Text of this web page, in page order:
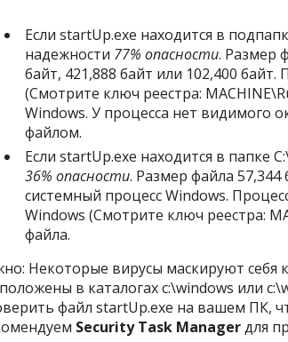
Если startUp.exe находится в
надежности 77% опасности. Размер
байт, 421,888 байт или 102,400
(Смотрите ключ реестра:
Windows. У процесса нет видимого
файлом.
Если startUp.exe находится в папке
36% опасности. Размер файла 57,344
системный процесс Windows.
Windows (Смотрите ключ реестра:
файла.
Некоторые вирусы маскируют себя
в каталогах c:\windows или
файл startUp.exe на вашем ПК,
Security Task Managerдля